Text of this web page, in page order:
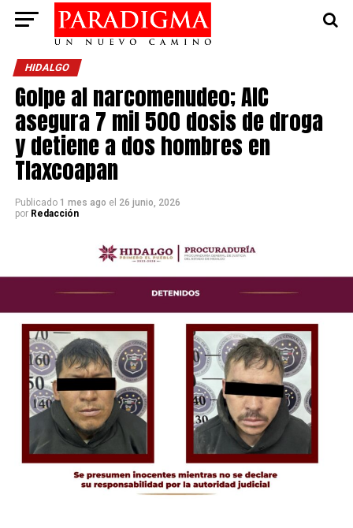
HIDALGO
Golpe al narcomenudeo; AIC
asegura 7 mil 500 dosis de droga
y detiene a dos hombres en
Tlaxcoapan
Publicado 1 mes ago el 26 junio, 2026
por Redacción